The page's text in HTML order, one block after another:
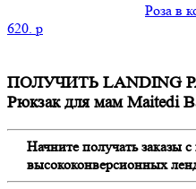
Роза в
620. p
ПОЛУЧИТЬ LANDING
Рюкзак для мам Maitedi
Начните получать заказы
высококонверсионных